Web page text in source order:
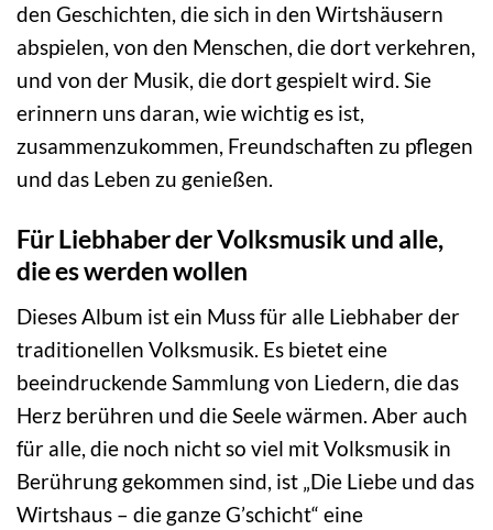
den Geschichten, die sich in den Wirtshäusern
abspielen, von den Menschen, die dort verkehren,
und von der Musik, die dort gespielt wird. Sie
erinnern uns daran, wie wichtig es ist,
zusammenzukommen, Freundschaften zu pflegen
und das Leben zu genießen.
Für Liebhaber der Volksmusik und alle,
die es werden wollen
Dieses Album ist ein Muss für alle Liebhaber der
traditionellen Volksmusik. Es bietet eine
beeindruckende Sammlung von Liedern, die das
Herz berühren und die Seele wärmen. Aber auch
für alle, die noch nicht so viel mit Volksmusik in
Berührung gekommen sind, ist „Die Liebe und das
Wirtshaus – die ganze G’schicht“ eine